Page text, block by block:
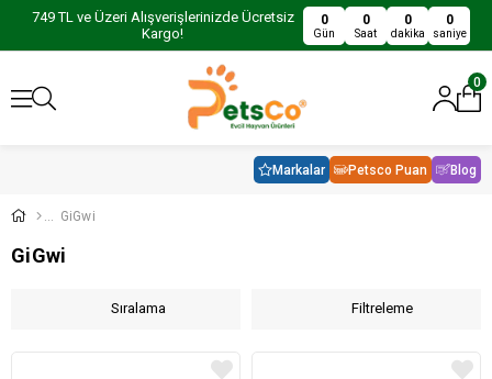
749 TL ve Üzeri Alışverişlerinizde Ücretsiz
Kargo!
0
Gün
0
Saat
0
dakika
0
saniye
0
Markalar Petsco Puan Blog
GiGwi
GiGwi
Filtreleme
Sıralama